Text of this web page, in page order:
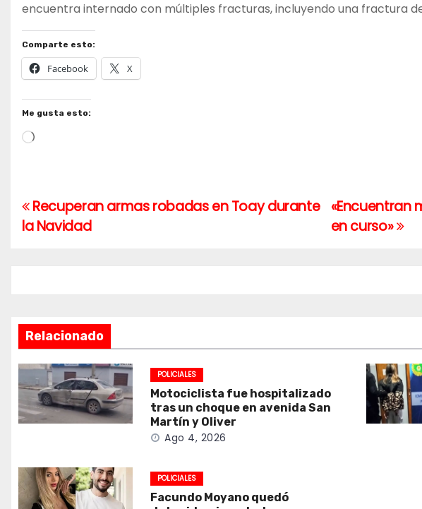
encuentra internado con múltiples fracturas, incluyendo una fractura
Comparte esto:
Facebook X
Me gusta esto:
Cargando...
Navegación
de
«Encuentran
en curso»
Recuperan armas robadas en Toay durante
la Navidad
Relacionado
POLICIALES
Motociclista fue hospitalizado
tras un choque en avenida San
Martín y Oliver
Ago 4, 2026
POLICIALES
Facundo Moyano quedó